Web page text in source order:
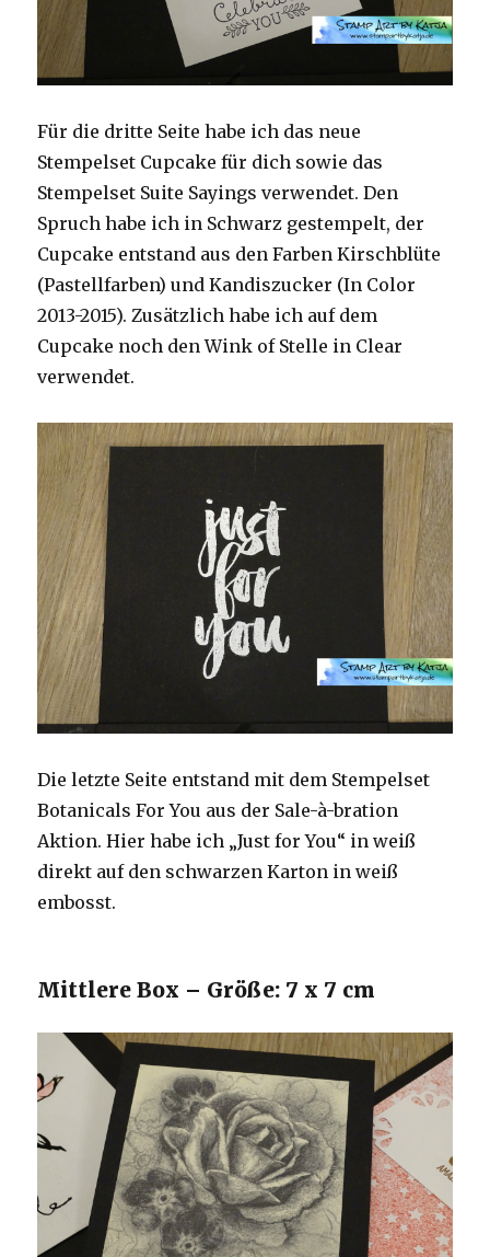
Für die dritte Seite habe ich das neue
Stempelset Cupcake für dich sowie das
Stempelset Suite Sayings verwendet. Den
Spruch habe ich in Schwarz gestempelt, der
Cupcake entstand aus den Farben Kirschblüte
(Pastellfarben) und Kandiszucker (In Color
2013-2015). Zusätzlich habe ich auf dem
Cupcake noch den Wink of Stelle in Clear
verwendet.
Die letzte Seite entstand mit dem Stempelset
Botanicals For You aus der Sale-à-bration
Aktion. Hier habe ich „Just for You“ in weiß
direkt auf den schwarzen Karton in weiß
embosst.
Mittlere Box – Größe: 7 x 7 cm